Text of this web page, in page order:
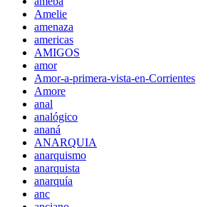
Amelie
amenaza
americas
AMIGOS
amor
Amor-a-primera-vista-en-Corrientes
Amore
anal
analógico
ananá
ANARQUIA
anarquismo
anarquista
anarquía
anc